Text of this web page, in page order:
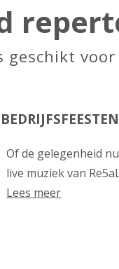
geschikt
Of de gelegenheid
live muziek van
Lees meer